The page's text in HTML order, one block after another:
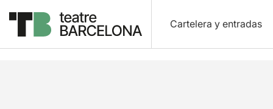
Cartelera y entradas